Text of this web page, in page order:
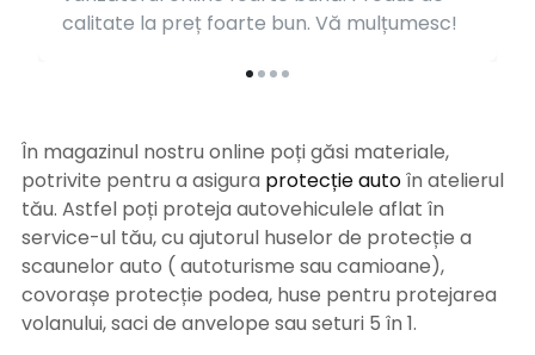
calitate la preț foarte bun. Vă mulțumesc!
În magazinul nostru online poți găsi materiale,
potrivite pentru a asigura protecție autoîn atelierul
tău. Astfel poți proteja autovehiculele aflat în
service-ul tău, cu ajutorul huselor de protecție a
scaunelor auto ( autoturisme sau camioane),
covorașe protecție podea, huse pentru protejarea
volanului, saci de anvelope sau seturi 5 în 1.